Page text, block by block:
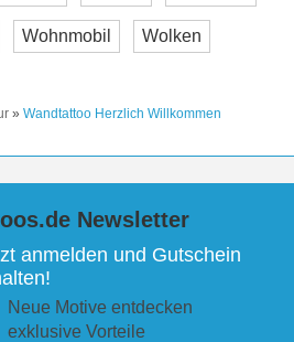
Wohnmobil Wolken
» Wandtattoo Herzlich Willkommen
Newsletter
anmelden und Gutschein
Neue Motive entdecken
exklusive Vorteile